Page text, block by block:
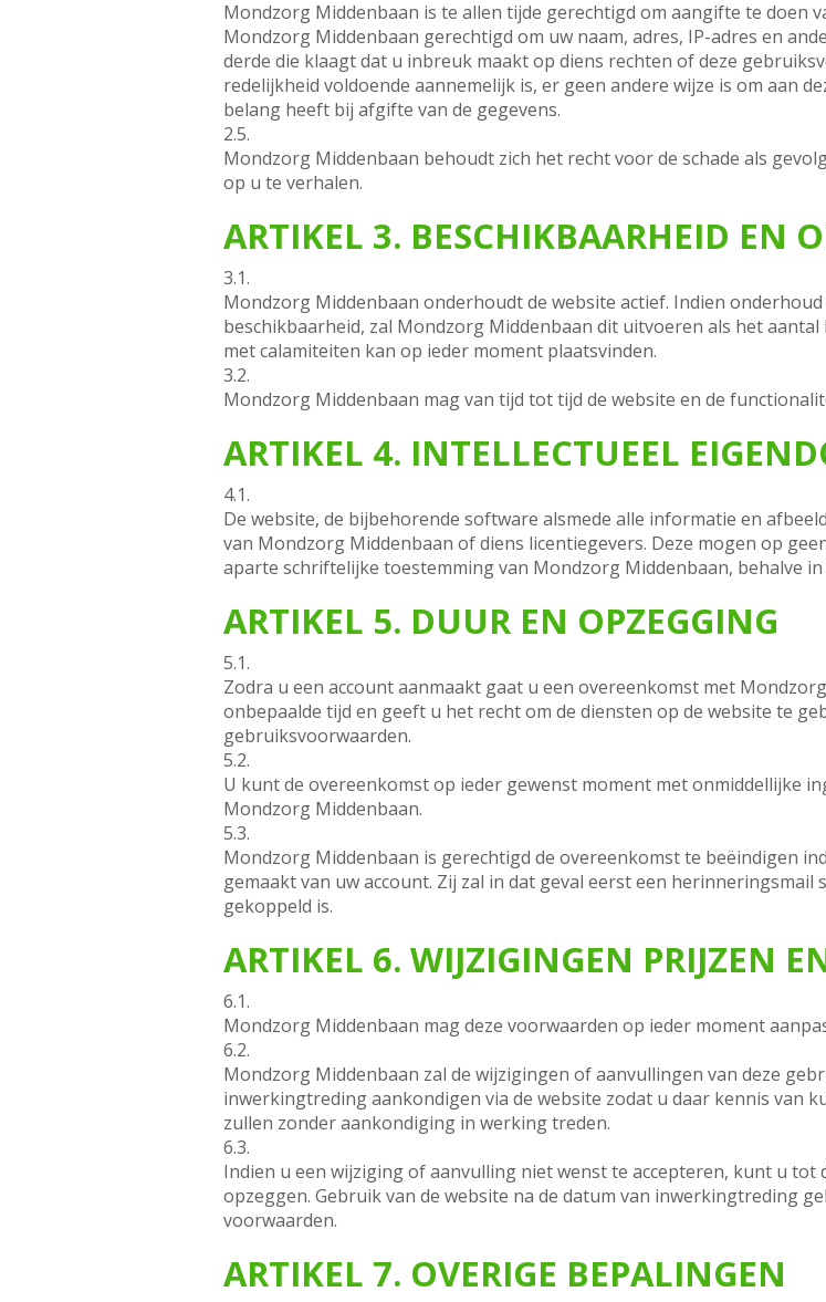
Mondzorg Middenbaan is te allen tijde gerechtigd om aangifte te doen
Mondzorg Middenbaan gerechtigd om uw naam, adres, IP-adres en
derde die klaagt dat u inbreuk maakt op diens rechten of deze
redelijkheid voldoende aannemelijk is, er geen andere wijze is om aan
belang heeft bij afgifte van de gegevens.
2.5.
Mondzorg Middenbaan behoudt zich het recht voor de schade als
op u te verhalen.
ARTIKEL 3. BESCHIKBAARHEID EN
3.1.
Mondzorg Middenbaan onderhoudt de website actief. Indien
beschikbaarheid, zal Mondzorg Middenbaan dit uitvoeren als het
met calamiteiten kan op ieder moment plaatsvinden.
3.2.
Mondzorg Middenbaan mag van tijd tot tijd de website en de
ARTIKEL 4. INTELLECTUEEL
4.1.
De website, de bijbehorende software alsmede alle informatie en
van Mondzorg Middenbaan of diens licentiegevers. Deze mogen op
aparte schriftelijke toestemming van Mondzorg Middenbaan, behalve
ARTIKEL 5. DUUR EN OPZEGGING
5.1.
Zodra u een account aanmaakt gaat u een overeenkomst met
onbepaalde tijd en geeft u het recht om de diensten op de website te
gebruiksvoorwaarden.
5.2.
U kunt de overeenkomst op ieder gewenst moment met onmiddellijke
Mondzorg Middenbaan.
5.3.
Mondzorg Middenbaan is gerechtigd de overeenkomst te beëindigen
gemaakt van uw account. Zij zal in dat geval eerst een
gekoppeld is.
ARTIKEL 6. WIJZIGINGEN PRIJZEN
6.1.
Mondzorg Middenbaan mag deze voorwaarden op ieder moment
6.2.
Mondzorg Middenbaan zal de wijzigingen of aanvullingen van deze
inwerkingtreding aankondigen via de website zodat u daar kennis van
zullen zonder aankondiging in werking treden.
6.3.
Indien u een wijziging of aanvulling niet wenst te accepteren, kunt u
opzeggen. Gebruik van de website na de datum van inwerkingtreding
voorwaarden.
ARTIKEL 7. OVERIGE BEPALINGEN